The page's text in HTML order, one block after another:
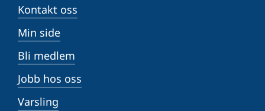
Kontakt oss
Min side
Bli medlem
Jobb hos oss
Varsling